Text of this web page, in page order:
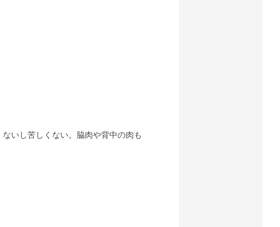
いし苦しくない。脇肉や背中の肉も